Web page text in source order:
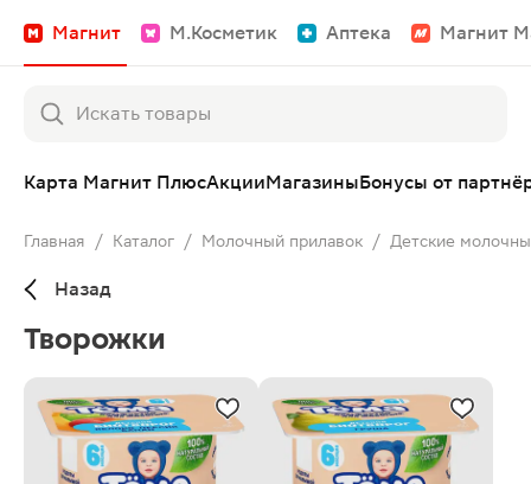
Магнит М.Косметик Аптека Магнит
Карта Магнит ПлюсАкцииМагазиныБонусы от
Главная / Каталог / Молочный прилавок / Детские
Назад
Творожки